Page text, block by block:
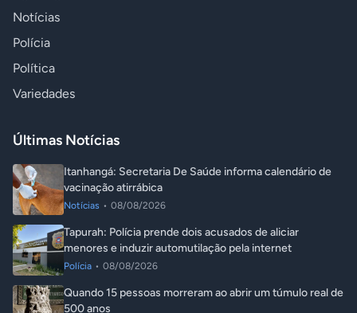
Notícias
Polícia
Política
Variedades
Últimas Notícias
Itanhangá: Secretaria De Saúde informa calendário de
vacinação atirrábica
Notícias • 08/08/2026
Tapurah: Polícia prende dois acusados de aliciar
menores e induzir automutilação pela internet
Polícia • 08/08/2026
Quando 15 pessoas morreram ao abrir um túmulo real de
500 anos